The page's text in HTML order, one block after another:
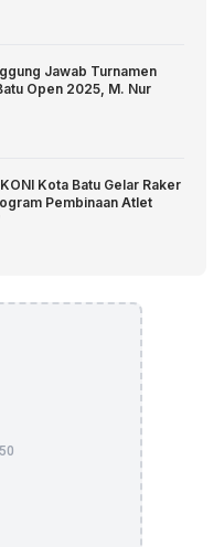
Jawab Turnamen
Open 2025, M. Nur
Kota Batu Gelar Raker
Pembinaan Atlet